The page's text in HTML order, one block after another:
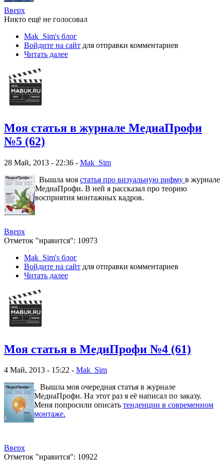
Вверх
Никто ещё не голосовал
Mak_Sim's блог
Войдите на сайт для отправки комментариев
Читать далее
Моя статья в журнале МедиаПрофи
№5 (62)
28 Май, 2013 - 22:36 - Mak_Sim
Вышла моя статья про визуальную рифму в журнале
МедиаПрофи. В ней я рассказал про теорию
восприятия монтажных кадров.
Вверх
Отметок "нравится": 10973
Mak_Sim's блог
Войдите на сайт для отправки комментариев
Читать далее
Моя статья в МедиПрофи №4 (61)
4 Май, 2013 - 15:22 - Mak_Sim
Вышла моя очередная статья в журнале
МедиаПрофи. На этот раз я её написал по заказу.
Меня попросили описать тенденции в современном
монтаже.
Вверх
Отметок "нравится": 10922